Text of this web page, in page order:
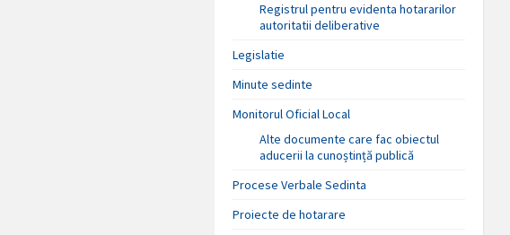
Registrul pentru evidenta hotararilor
autoritatii deliberative
Legislatie
Minute sedinte
Monitorul Oficial Local
Alte documente care fac obiectul
aducerii la cunoștință publică
Procese Verbale Sedinta
Proiecte de hotarare